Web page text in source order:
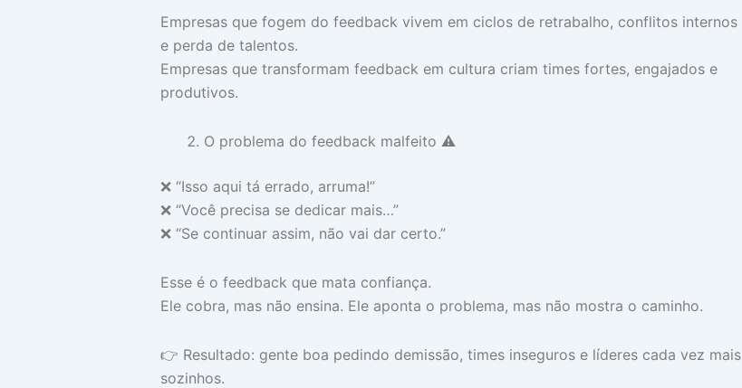
Empresas que fogem do feedback vivem em ciclos de retrabalho, conflitos internos
e perda de talentos.
Empresas que transformam feedback em cultura criam times fortes, engajados e
produtivos.
O problema do feedback malfeito ⚠️
❌ “Isso aqui tá errado, arruma!”
❌ “Você precisa se dedicar mais…”
❌ “Se continuar assim, não vai dar certo.”
Esse é o feedback que mata confiança.
Ele cobra, mas não ensina. Ele aponta o problema, mas não mostra o caminho.
👉 Resultado: gente boa pedindo demissão, times inseguros e líderes cada vez mais
sozinhos.